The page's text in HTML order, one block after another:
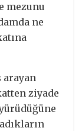
mezunu
ne
arayan
ziyade